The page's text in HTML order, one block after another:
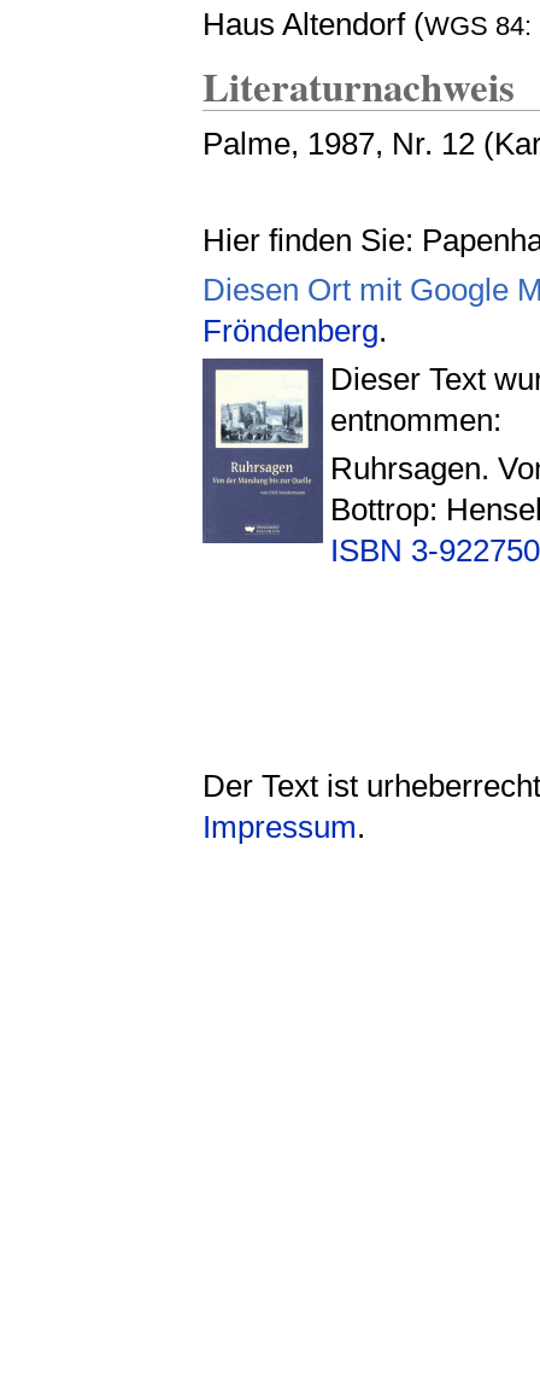
Haus Altendorf (WGS 84:
Literaturnachweis
Palme, 1987, Nr. 12
Hier finden Sie:
Diesen Ort mit Google
Fröndenberg.
Dieser Text
entnommen:
Ruhrsagen.
Bottrop:
ISBN 3-
Der Text ist
Impressum.